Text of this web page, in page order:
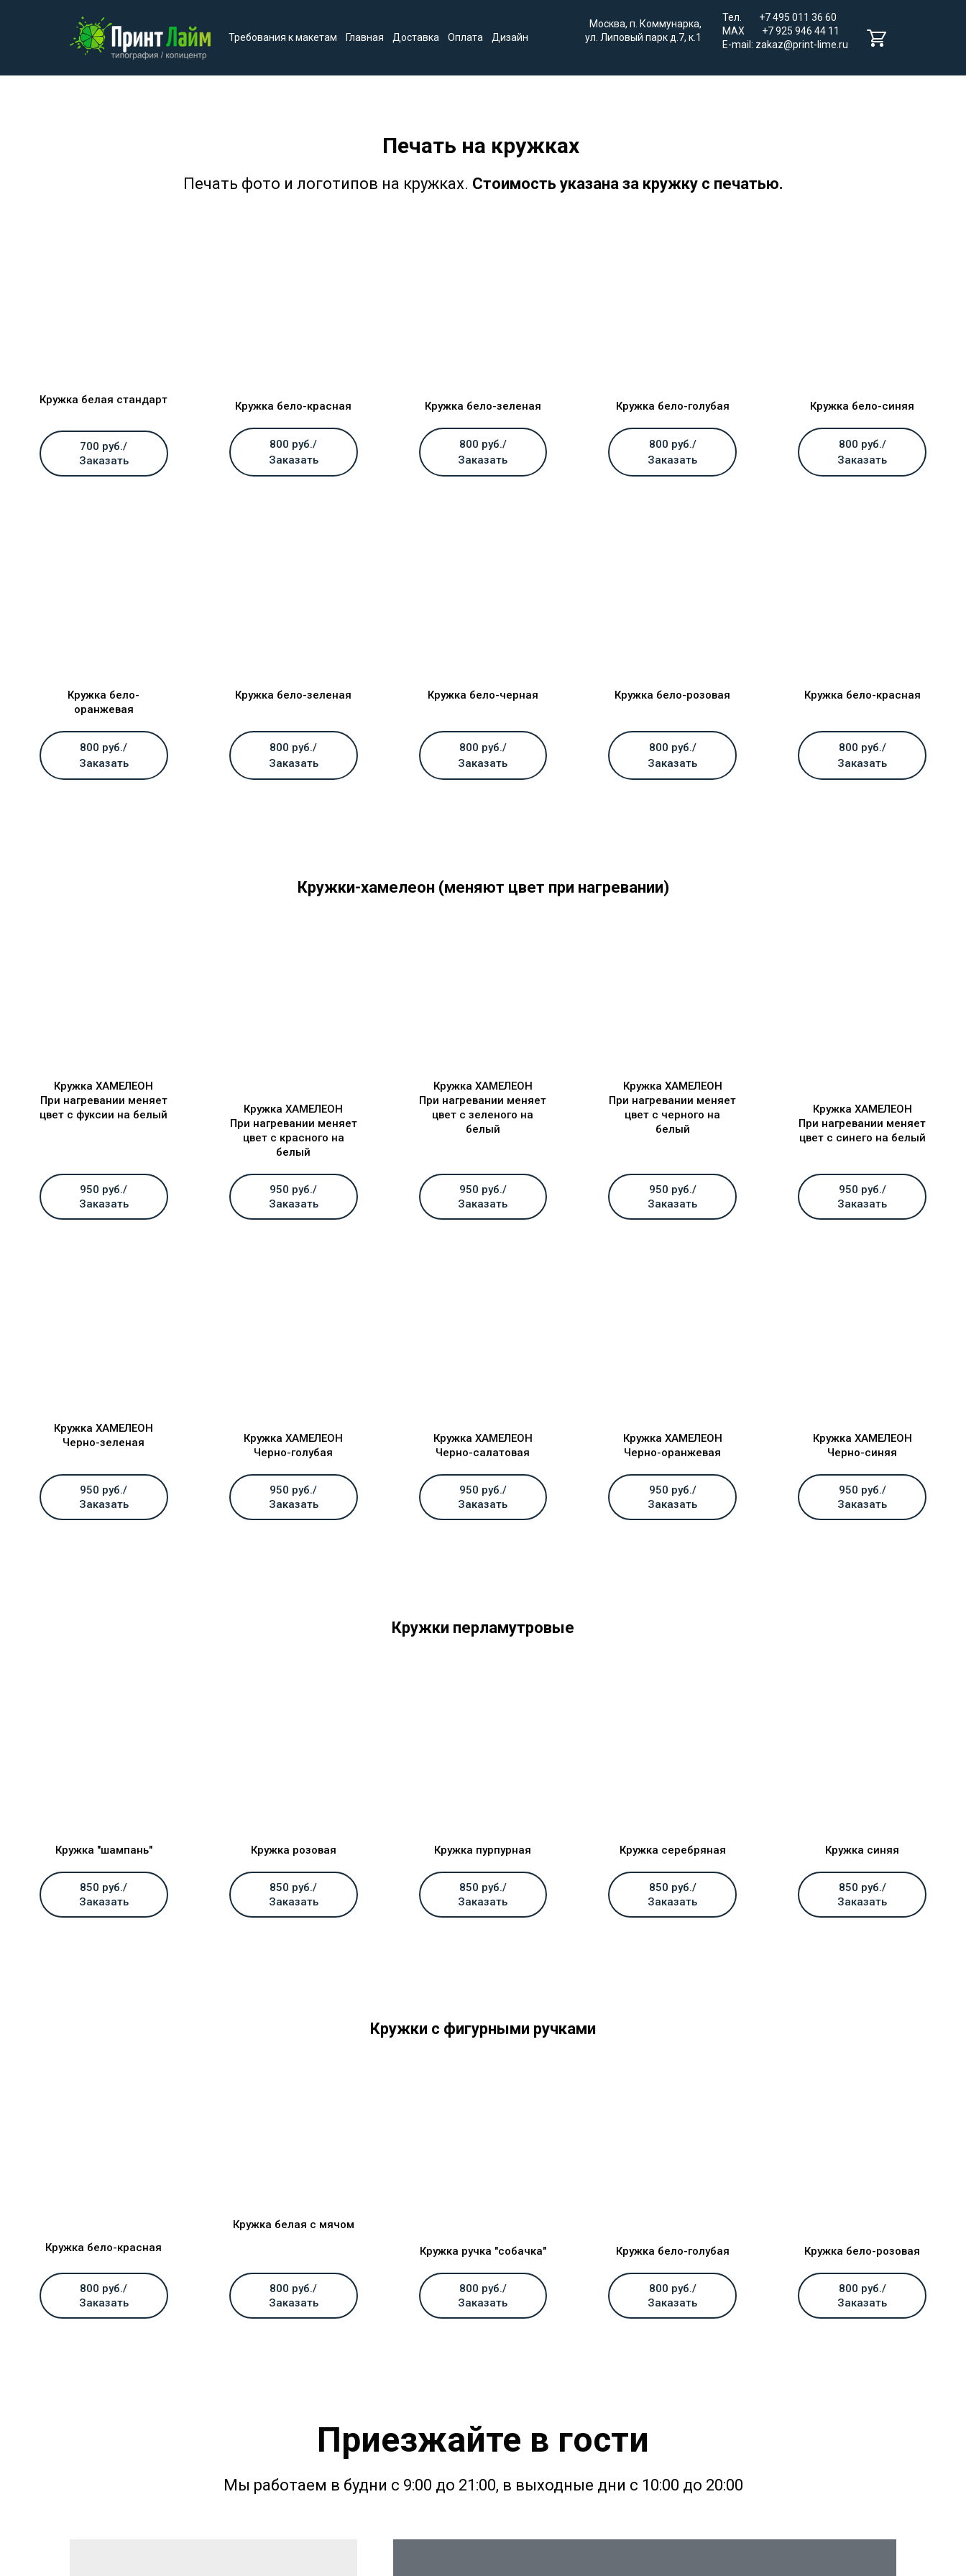
Требования к макетам Главная Доставка Оплата Дизайн
Москва, п. Коммунарка,
ул. Липовый парк д.7, к.1
Тел. +7 495 011 36 60
MAX +7 925 946 44 11
E-mail: zakaz@print-lime.ru
Печать на кружках
Печать фото и логотипов на кружках. Стоимость указана за кружку с печатью.
Кружка белая стандарт
700 руб./
Заказать
Кружка бело-красная
800 руб./
Заказать
Кружка бело-зеленая
800 руб./
Заказать
Кружка бело-голубая
800 руб./
Заказать
Кружка бело-синяя
800 руб./
Заказать
Кружка бело-
оранжевая
800 руб./
Заказать
Кружка бело-зеленая
800 руб./
Заказать
Кружка бело-черная
800 руб./
Заказать
Кружка бело-розовая
800 руб./
Заказать
Кружка бело-красная
800 руб./
Заказать
Кружки-хамелеон (меняют цвет при нагревании)
Кружка ХАМЕЛЕОН
При нагревании меняет
цвет с фуксии на белый
950 руб./
Заказать
Кружка ХАМЕЛЕОН
При нагревании меняет
цвет с красного на
белый
950 руб./
Заказать
Кружка ХАМЕЛЕОН
При нагревании меняет
цвет с зеленого на
белый
950 руб./
Заказать
Кружка ХАМЕЛЕОН
При нагревании меняет
цвет с черного на
белый
950 руб./
Заказать
Кружка ХАМЕЛЕОН
При нагревании меняет
цвет с синего на белый
950 руб./
Заказать
Кружка ХАМЕЛЕОН
Черно-зеленая
950 руб./
Заказать
Кружка ХАМЕЛЕОН
Черно-голубая
950 руб./
Заказать
Кружка ХАМЕЛЕОН
Черно-салатовая
950 руб./
Заказать
Кружка ХАМЕЛЕОН
Черно-оранжевая
950 руб./
Заказать
Кружка ХАМЕЛЕОН
Черно-синяя
950 руб./
Заказать
Кружки перламутровые
Кружка "шампань"
850 руб./
Заказать
Кружка розовая
850 руб./
Заказать
Кружка пурпурная
850 руб./
Заказать
Кружка серебряная
850 руб./
Заказать
Кружка синяя
850 руб./
Заказать
Кружки с фигурными ручками
Кружка бело-красная
800 руб./
Заказать
Кружка белая с мячом
800 руб./
Заказать
Кружка ручка "собачка"
800 руб./
Заказать
Кружка бело-голубая
800 руб./
Заказать
Кружка бело-розовая
800 руб./
Заказать
Приезжайте в гости
Мы работаем в будни с 9:00 до 21:00, в выходные дни с 10:00 до 20:00